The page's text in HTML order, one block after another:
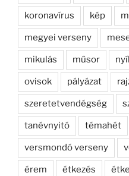
koronavírus kép
megyei verseny
mikulás műsor
ovisok pályázat
szeretetvendégség
tanévnyitó témahét
versmondó verseny
érem étkezés